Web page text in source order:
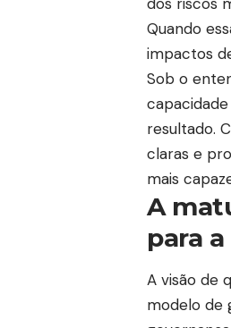
Quando
impactos
Sob o
resultado.
claras e
mais
A
para
A visão de
modelo de